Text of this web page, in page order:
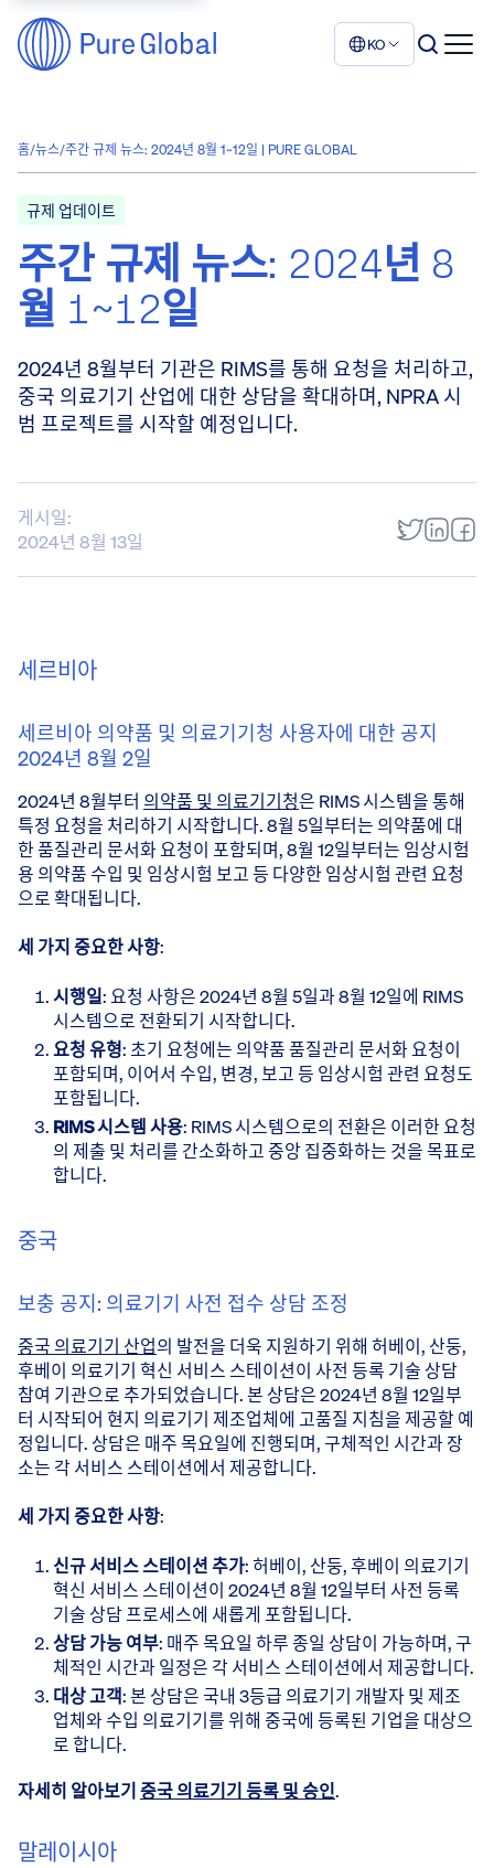
KO
홈/뉴스/주간 규제 뉴스: 2024년 8월 1~12일 | PURE GLOBAL
규제 업데이트
주간 규제 뉴스: 2024년 8
월 1~12일
2024년 8월부터 기관은 RIMS를 통해 요청을 처리하고,
중국 의료기기 산업에 대한 상담을 확대하며, NPRA 시
범 프로젝트를 시작할 예정입니다.
게시일:
2024년 8월 13일
세르비아
세르비아 의약품 및 의료기기청 사용자에 대한 공지
2024년 8월 2일
2024년 8월부터 의약품 및 의료기기청은 RIMS 시스템을 통해
특정 요청을 처리하기 시작합니다. 8월 5일부터는 의약품에 대
한 품질관리 문서화 요청이 포함되며, 8월 12일부터는 임상시험
용 의약품 수입 및 임상시험 보고 등 다양한 임상시험 관련 요청
으로 확대됩니다.
세 가지 중요한 사항:
시행일: 요청 사항은 2024년 8월 5일과 8월 12일에 RIMS
시스템으로 전환되기 시작합니다.
요청 유형: 초기 요청에는 의약품 품질관리 문서화 요청이
포함되며, 이어서 수입, 변경, 보고 등 임상시험 관련 요청도
포함됩니다.
RIMS 시스템 사용: RIMS 시스템으로의 전환은 이러한 요청
의 제출 및 처리를 간소화하고 중앙 집중화하는 것을 목표로
합니다.
중국
보충 공지: 의료기기 사전 접수 상담 조정
중국 의료기기 산업의 발전을 더욱 지원하기 위해 허베이, 산둥,
후베이 의료기기 혁신 서비스 스테이션이 사전 등록 기술 상담
참여 기관으로 추가되었습니다. 본 상담은 2024년 8월 12일부
터 시작되어 현지 의료기기 제조업체에 고품질 지침을 제공할 예
정입니다. 상담은 매주 목요일에 진행되며, 구체적인 시간과 장
소는 각 서비스 스테이션에서 제공합니다.
세 가지 중요한 사항:
신규 서비스 스테이션 추가: 허베이, 산둥, 후베이 의료기기
혁신 서비스 스테이션이 2024년 8월 12일부터 사전 등록
기술 상담 프로세스에 새롭게 포함됩니다.
상담 가능 여부: 매주 목요일 하루 종일 상담이 가능하며, 구
체적인 시간과 일정은 각 서비스 스테이션에서 제공합니다.
대상 고객: 본 상담은 국내 3등급 의료기기 개발자 및 제조
업체와 수입 의료기기를 위해 중국에 등록된 기업을 대상으
로 합니다.
자세히 알아보기중국 의료기기 등록 및 승인.
말레이시아